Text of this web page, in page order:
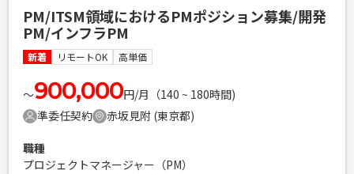
必須スキル
・技術に詳しい情シス部門からの技術的な指摘・問い合わせ
に回答できる方（★最重要） ・要件定義以降の経験 ・開発経
験10年以上 ・Java(Spring Boot)開発経験 ・顧客折衝経験
PHPを用いたWebサービスの開発経験4年以上
Laravelを用いた開発経験1年以上
エンジニア複数人のチームでの開発経験
PM/ITSM領域におけるPMポジション募集/開発
PM/インフラPM
新着 リモートOK 高単価
〜900,000円/月（140 ~ 180時間)
準委任契約
赤坂見附 (東京都)
職種
プロジェクトマネージャー（PM）